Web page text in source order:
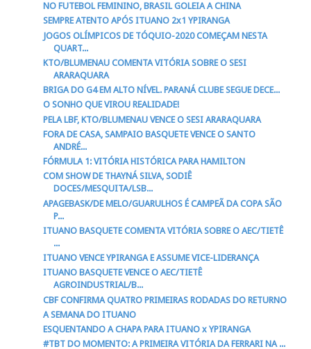
NO FUTEBOL FEMININO, BRASIL GOLEIA A CHINA
SEMPRE ATENTO APÓS ITUANO 2x1 YPIRANGA
JOGOS OLÍMPICOS DE TÓQUIO-2020 COMEÇAM NESTA
QUART...
KTO/BLUMENAU COMENTA VITÓRIA SOBRE O SESI
ARARAQUARA
BRIGA DO G4 EM ALTO NÍVEL. PARANÁ CLUBE SEGUE DECE...
O SONHO QUE VIROU REALIDADE!
PELA LBF, KTO/BLUMENAU VENCE O SESI ARARAQUARA
FORA DE CASA, SAMPAIO BASQUETE VENCE O SANTO
ANDRÉ...
FÓRMULA 1: VITÓRIA HISTÓRICA PARA HAMILTON
COM SHOW DE THAYNÁ SILVA, SODIÊ
DOCES/MESQUITA/LSB...
APAGEBASK/DE MELO/GUARULHOS É CAMPEÃ DA COPA SÃO
P...
ITUANO BASQUETE COMENTA VITÓRIA SOBRE O AEC/TIETÊ
...
ITUANO VENCE YPIRANGA E ASSUME VICE-LIDERANÇA
ITUANO BASQUETE VENCE O AEC/TIETÊ
AGROINDUSTRIAL/B...
CBF CONFIRMA QUATRO PRIMEIRAS RODADAS DO RETURNO
A SEMANA DO ITUANO
ESQUENTANDO A CHAPA PARA ITUANO x YPIRANGA
#TBT DO MOMENTO: A PRIMEIRA VITÓRIA DA FERRARI NA ...